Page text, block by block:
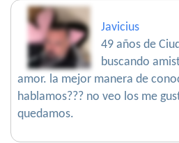
Javicius
49 años de
buscando
amor. la mejor manera de
hablamos??? no veo los me
quedamos.